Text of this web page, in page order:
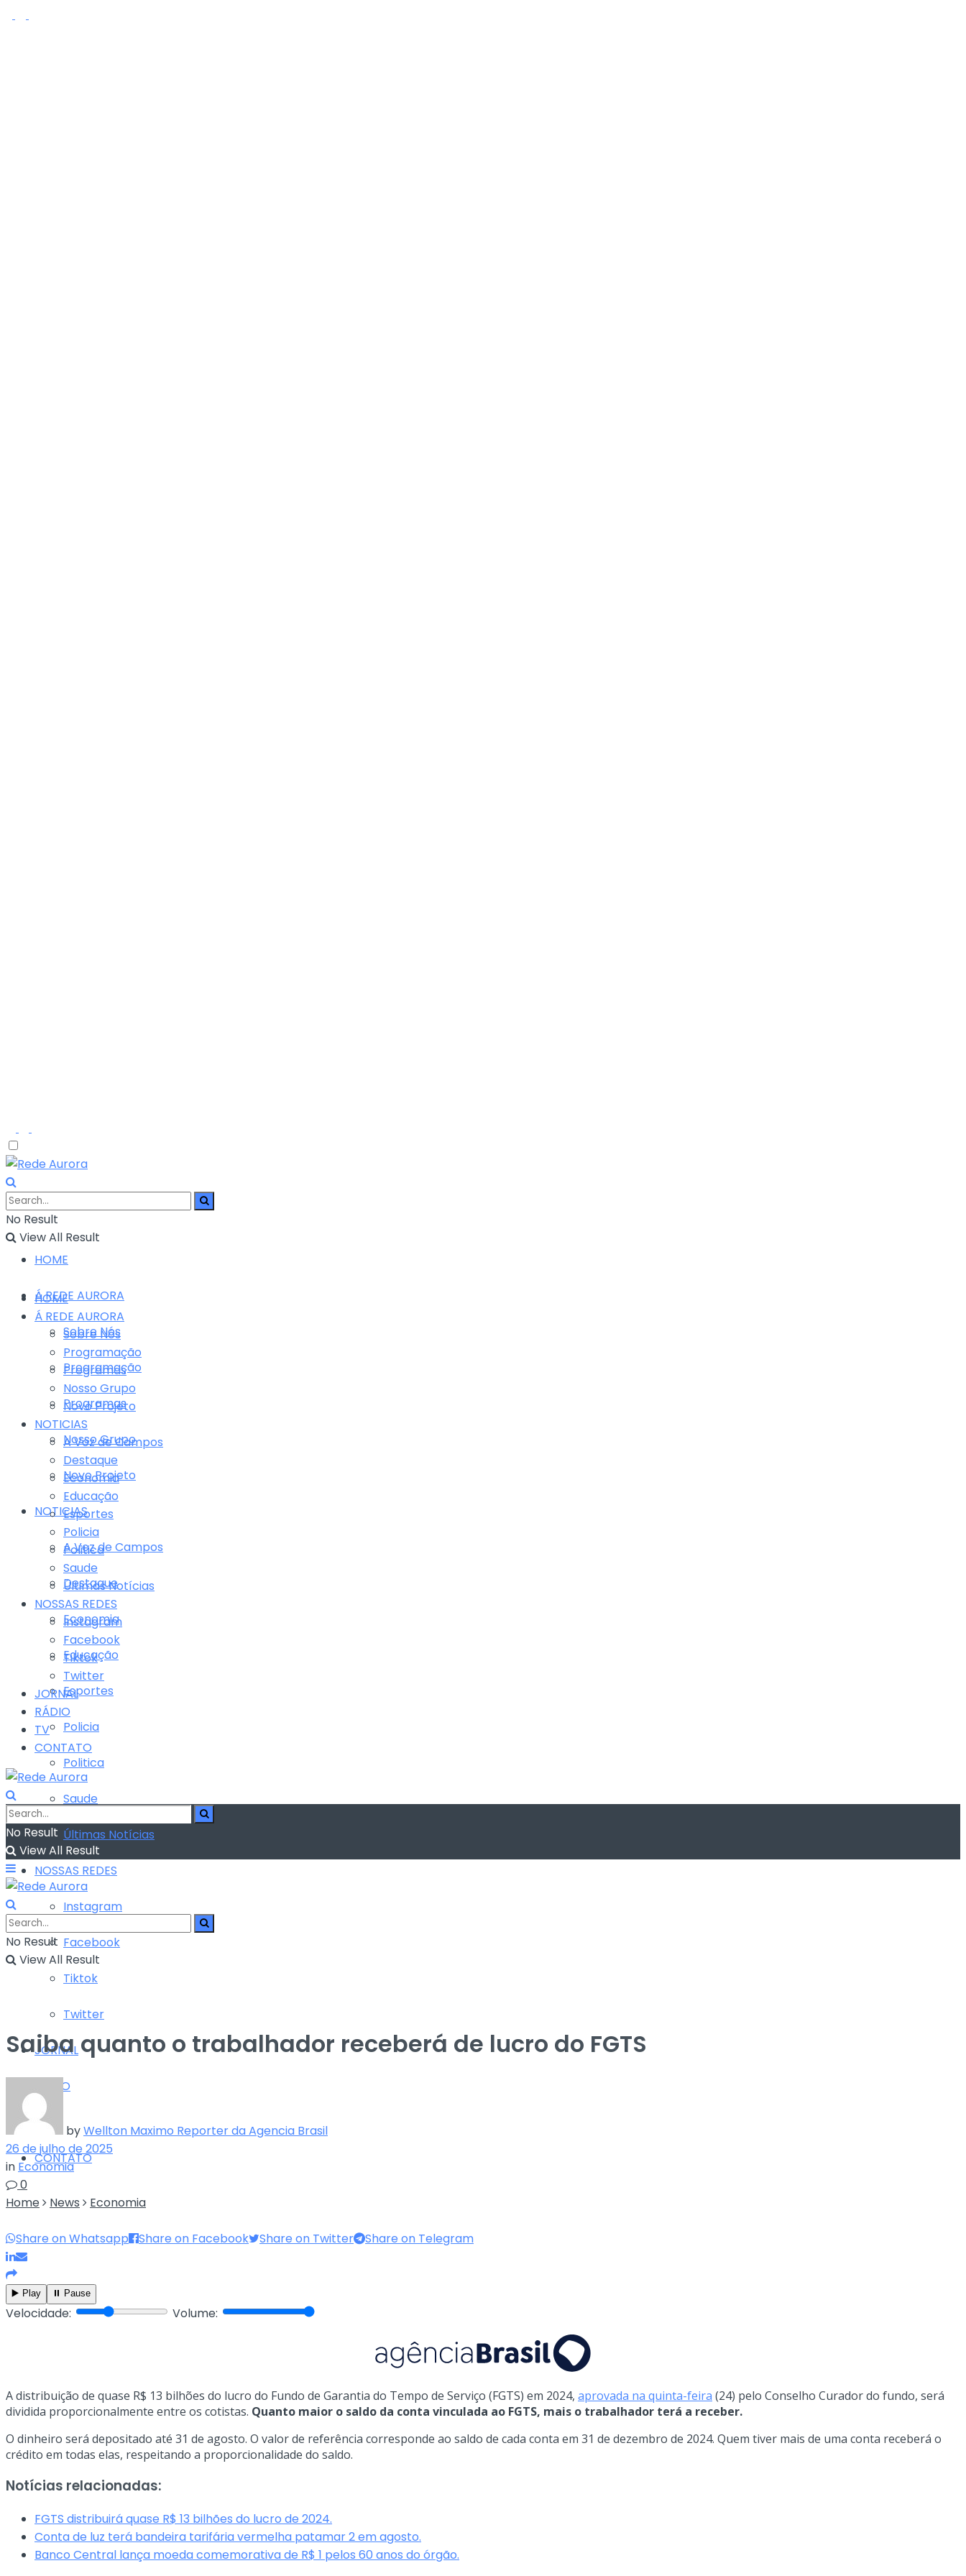
No Result
View All Result
HOME
Á REDE AURORA
Sobre Nós
Programação
Programas
Nosso Grupo
Novo Projeto
NOTICIAS
A Voz de Campos
Destaque
Economia
Educação
Esportes
Policia
Politica
Saude
Últimas Notícias
NOSSAS REDES
Instagram
Facebook
Tiktok
Twitter
JORNAL
RÁDIO
TV
CONTATO
HOME
Á REDE AURORA
Sobre Nós
Programação
Programas
Nosso Grupo
Novo Projeto
NOTICIAS
A Voz de Campos
Destaque
Economia
Educação
Esportes
Policia
Politica
Saude
Últimas Notícias
NOSSAS REDES
Instagram
Facebook
Tiktok
Twitter
JORNAL
RÁDIO
TV
CONTATO
No Result
View All Result
No Result
View All Result
Saiba quanto o trabalhador receberá de lucro do FGTS
byWellton Maximo Reporter da Agencia Brasil
26 de julho de 2025
in Economia
0
Home
News Economia
Share on Whatsapp Share on Facebook Share on Twitter Share on Telegram
▶️ Play ⏸️ Pause
Velocidade: Volume:
A distribuição de quase R$ 13 bilhões do lucro do Fundo de Garantia do Tempo de Serviço (FGTS) em 2024, aprovada na quinta-feira (24) pelo Conselho Curador do fundo, será
dividida proporcionalmente entre os cotistas. Quanto maior o saldo da conta vinculada ao FGTS, mais o trabalhador terá a receber.
O dinheiro será depositado até 31 de agosto. O valor de referência corresponde ao saldo de cada conta em 31 de dezembro de 2024. Quem tiver mais de uma conta receberá o
crédito em todas elas, respeitando a proporcionalidade do saldo.
Notícias relacionadas:
FGTS distribuirá quase R$ 13 bilhões do lucro de 2024.
Conta de luz terá bandeira tarifária vermelha patamar 2 em agosto.
Banco Central lança moeda comemorativa de R$ 1 pelos 60 anos do órgão.